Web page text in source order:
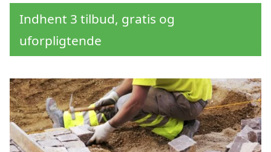
Indhent 3 tilbud, gratis og
uforpligtende